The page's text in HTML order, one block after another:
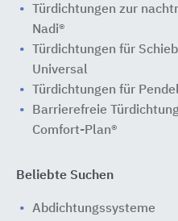
Türdichtungen zur
Nadi®
Türdichtungen für
Universal
Türdichtungen für
Barrierefreie
Comfort-Plan®
Beliebte Suchen
Abdichtungssysteme